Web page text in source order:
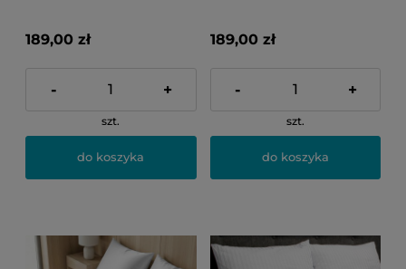
189,00 zł
- +
szt.
do koszyka
189,00 zł
- +
szt.
do koszyka